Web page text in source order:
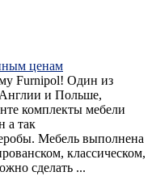
ценам
Furnipol! Один из
и Польше,
комплекты мебели
а так
Мебель выполнена
классическом,
сделать ...